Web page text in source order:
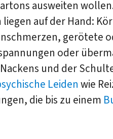
ausweiten
auf der Hand:
gerötete
oder
und der
Leiden wie
die bis zu einem